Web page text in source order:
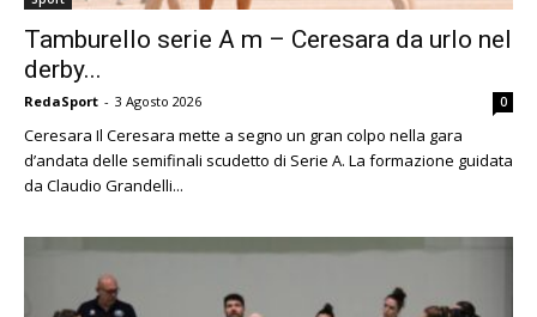
Tamburello serie A m – Ceresara da urlo nel
derby...
RedaSport - 3 Agosto 2026 0
Ceresara Il Ceresara mette a segno un gran colpo nella gara
d’andata delle semifinali scudetto di Serie A. La formazione guidata
da Claudio Grandelli...